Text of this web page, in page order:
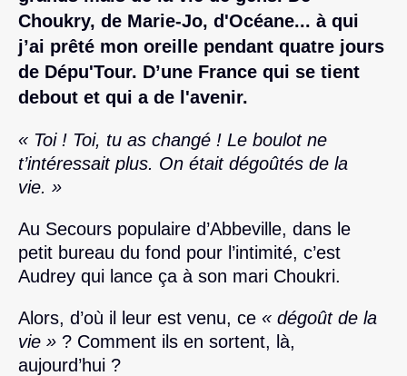
Choukry, de Marie-Jo, d'Océane... à qui
j’ai prêté mon oreille pendant quatre jours
de Dépu'Tour. D’une France qui se tient
debout et qui a de l'avenir.
« Toi ! Toi, tu as changé ! Le boulot ne
t’intéressait plus. On était dégoûtés de la
vie. »
Au Secours populaire d’Abbeville, dans le
petit bureau du fond pour l’intimité, c’est
Audrey qui lance ça à son mari Choukri.
Alors, d’où il leur est venu, ce « dégoût de la
vie » ? Comment ils en sortent, là,
aujourd’hui ?